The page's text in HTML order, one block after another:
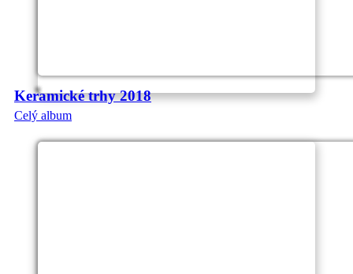
Keramické trhy 2018
Celý album